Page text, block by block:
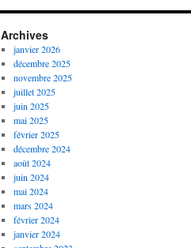
Archives
janvier 2026
décembre 2025
novembre 2025
juillet 2025
juin 2025
mai 2025
février 2025
décembre 2024
août 2024
juin 2024
mai 2024
mars 2024
février 2024
janvier 2024